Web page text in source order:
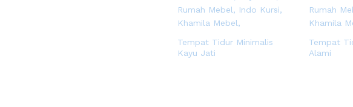
Tempat Tidur Minimalis
Kayu Jati
Tempat
Alami